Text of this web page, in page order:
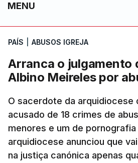
MENU
PAÍS ABUSOS IGREJA
Arranca o julgamento
Albino Meireles por
O sacerdote da arquidiocese
acusado de 18 crimes de
menores e um de
arquidiocese anunciou que
na justiça canónica apenas